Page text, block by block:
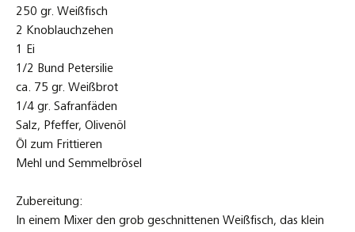
250 gr. Weißfisch
2 Knoblauchzehen
1 Ei
1/2 Bund Petersilie
ca. 75 gr. Weißbrot
1/4 gr. Safranfäden
Salz, Pfeffer, Olivenöl
Öl zum Frittieren
Mehl und Semmelbrösel
Zubereitung:
In einem Mixer den grob geschnittenen Weißfisch, das klein